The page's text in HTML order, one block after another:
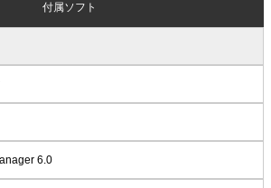
付属ソフト
6.0